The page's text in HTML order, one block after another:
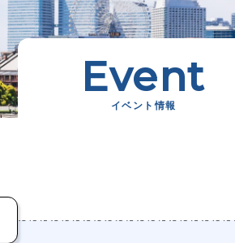
Event
イベント情報